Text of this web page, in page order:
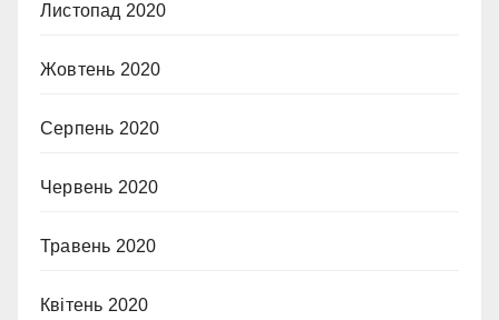
Листопад 2020
Жовтень 2020
Серпень 2020
Червень 2020
Травень 2020
Квітень 2020